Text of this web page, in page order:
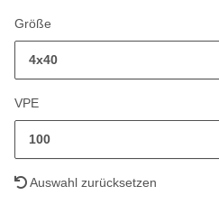
Größe
4x40
VPE
100
Auswahl zurücksetzen